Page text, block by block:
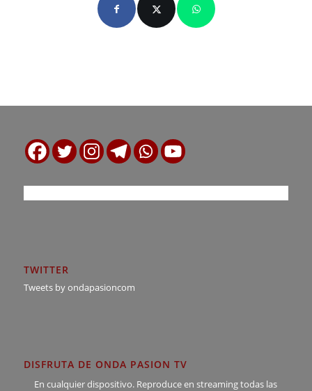
TWITTER
Tweets by ondapasioncom
DISFRUTA DE ONDA PASION TV
En cualquier dispositivo. Reproduce en streaming todas las